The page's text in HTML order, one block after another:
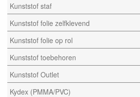
Kunststof staf
Kunststof folie zelfklevend
Kunststof folie op rol
Kunststof toebehoren
Kunststof Outlet
Kydex (PMMA/PVC)